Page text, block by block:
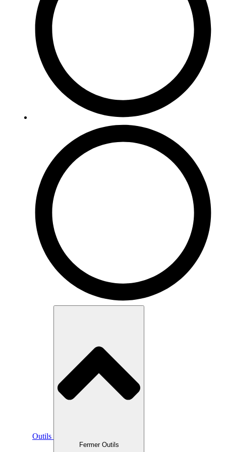
Outils
Fermer Outils